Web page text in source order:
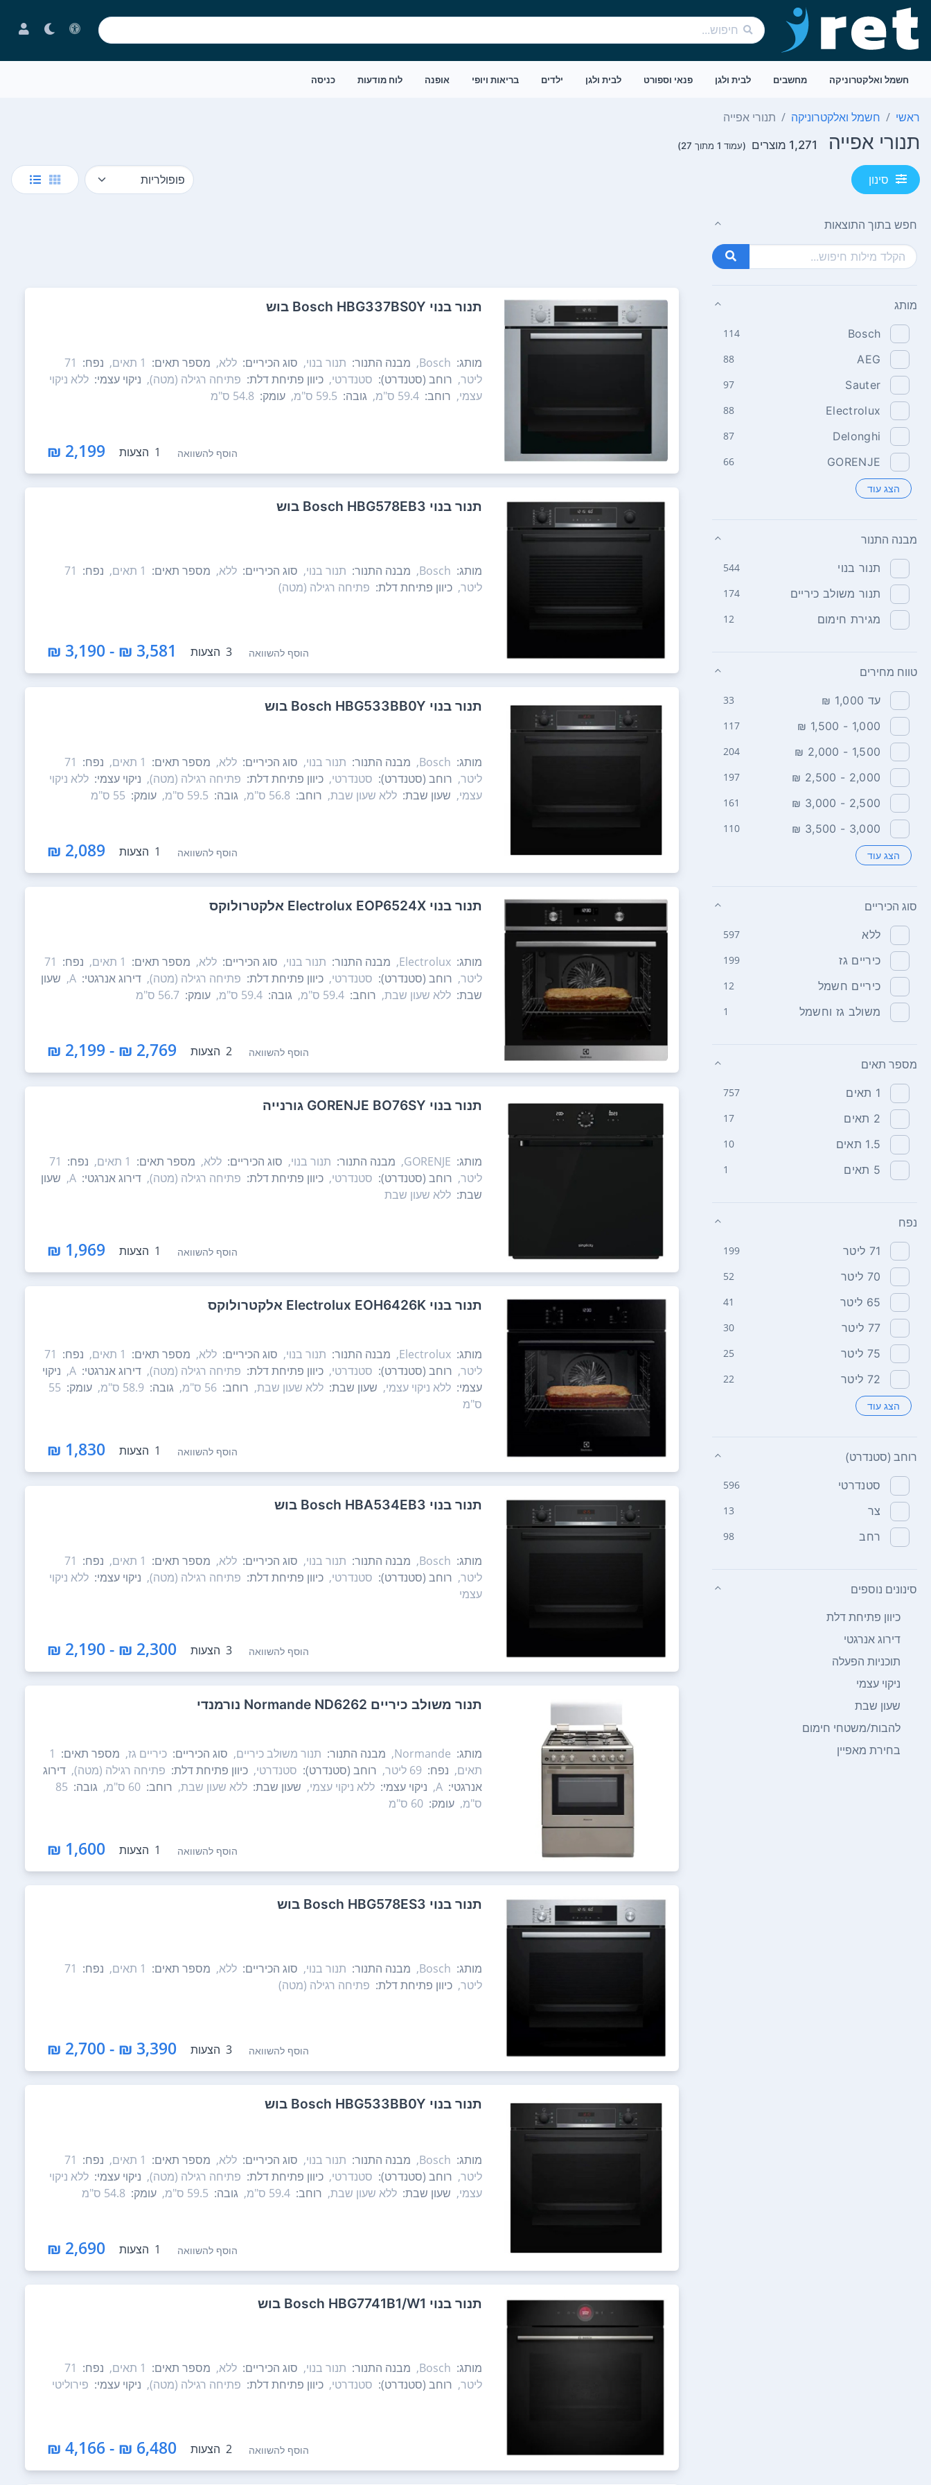
חשמל ואלקטרוניקה מחשבים לבית ולגן פנאי וספורט לבית ולגן ילדים בריאות ויופי אופנה לוח מודעות כניסה
ראשי חשמל ואלקטרוניקה תנורי אפייה
תנורי אפייה 1,271 מוצרים (עמוד 1 מתוך 27)
סינון
חפש בתוך התוצאות
מותג
Bosch
114
AEG
88
Sauter
97
Electrolux
88
Delonghi
87
GORENJE
66
הצג עוד
מבנה התנור
תנור בנוי 544
תנור משולב כיריים 174
מגירת חימום 12
טווח מחירים
עד 1,000 ₪ 33
1,000 - 1,500 ₪
117
1,500 - 2,000 ₪
204
2,000 - 2,500 ₪
197
2,500 - 3,000 ₪
161
3,000 - 3,500 ₪
110
הצג עוד
סוג הכיריים
ללא 597
כיריים גז 199
כיריים חשמל 12
משולב גז וחשמל 1
מספר תאים
1‏ תאים 757
2‏ תאים 17
1.5‏ תאים 10
5‏ תאים 1
נפח
71 ליטר 199
70 ליטר 52
65 ליטר 41
77 ליטר 30
75 ליטר 25
72 ליטר 22
הצג עוד
רוחב (סטנדרט)
סטנדרטי 596
צר 13
רחב 98
סינונים נוספים
כיוון פתיחת דלת
דירוג אנרגטי
תוכניות הפעלה
ניקוי עצמי
שעון שבת
להבות/משטחי חימום
בחירת מאפיין
‏תנור בנוי Bosch HBG337BS0Y בוש
מותג: Bosch, מבנה התנור: תנור בנוי, סוג הכיריים: ללא, מספר תאים: 1‏ תאים, נפח: 71
ליטר, רוחב (סטנדרט): סטנדרטי, כיוון פתיחת דלת: פתיחה רגילה (מטה), ניקוי עצמי: ללא ניקוי
עצמי, רוחב: 59.4 ס"מ, גובה: 59.5 ס"מ, עומק: 54.8 ס"מ
הוסף להשוואה 1 הצעות 2,199 ₪
‏תנור בנוי Bosch HBG578EB3 בוש
מותג: Bosch, מבנה התנור: תנור בנוי, סוג הכיריים: ללא, מספר תאים: 1‏ תאים, נפח: 71
ליטר, כיוון פתיחת דלת: פתיחה רגילה (מטה)
הוסף להשוואה 3 הצעות 3,581 ₪ - 3,190 ₪
‏תנור בנוי Bosch HBG533BB0Y בוש
מותג: Bosch, מבנה התנור: תנור בנוי, סוג הכיריים: ללא, מספר תאים: 1‏ תאים, נפח: 71
ליטר, רוחב (סטנדרט): סטנדרטי, כיוון פתיחת דלת: פתיחה רגילה (מטה), ניקוי עצמי: ללא ניקוי
עצמי, שעון שבת: ללא שעון שבת, רוחב: 56.8 ס"מ, גובה: 59.5 ס"מ, עומק: 55 ס"מ
הוסף להשוואה 1 הצעות 2,089 ₪
‏תנור בנוי Electrolux EOP6524X אלקטרולוקס
מותג: Electrolux, מבנה התנור: תנור בנוי, סוג הכיריים: ללא, מספר תאים: 1‏ תאים, נפח: 71
ליטר, רוחב (סטנדרט): סטנדרטי, כיוון פתיחת דלת: פתיחה רגילה (מטה), דירוג אנרגטי: A, שעון
שבת: ללא שעון שבת, רוחב: 59.4 ס"מ, גובה: 59.4 ס"מ, עומק: 56.7 ס"מ
הוסף להשוואה 2 הצעות 2,769 ₪ - 2,199 ₪
‏תנור בנוי GORENJE BO76SY גורנייה
מותג: GORENJE, מבנה התנור: תנור בנוי, סוג הכיריים: ללא, מספר תאים: 1‏ תאים, נפח: 71
ליטר, רוחב (סטנדרט): סטנדרטי, כיוון פתיחת דלת: פתיחה רגילה (מטה), דירוג אנרגטי: A, שעון
שבת: ללא שעון שבת
הוסף להשוואה 1 הצעות 1,969 ₪
‏תנור בנוי Electrolux EOH6426K אלקטרולוקס
מותג: Electrolux, מבנה התנור: תנור בנוי, סוג הכיריים: ללא, מספר תאים: 1‏ תאים, נפח: 71
ליטר, רוחב (סטנדרט): סטנדרטי, כיוון פתיחת דלת: פתיחה רגילה (מטה), דירוג אנרגטי: A, ניקוי
עצמי: ללא ניקוי עצמי, שעון שבת: ללא שעון שבת, רוחב: 56 ס"מ, גובה: 58.9 ס"מ, עומק: 55
ס"מ
הוסף להשוואה 1 הצעות 1,830 ₪
‏תנור בנוי Bosch HBA534EB3 בוש
מותג: Bosch, מבנה התנור: תנור בנוי, סוג הכיריים: ללא, מספר תאים: 1‏ תאים, נפח: 71
ליטר, רוחב (סטנדרט): סטנדרטי, כיוון פתיחת דלת: פתיחה רגילה (מטה), ניקוי עצמי: ללא ניקוי
עצמי
הוסף להשוואה 3 הצעות 2,300 ₪ - 2,190 ₪
‏תנור משולב כיריים Normande ND6262 נורמנדי
מותג: Normande, מבנה התנור: תנור משולב כיריים, סוג הכיריים: כיריים גז, מספר תאים:
תאים, נפח: 69 ליטר, רוחב (סטנדרט): סטנדרטי, כיוון פתיחת דלת: פתיחה רגילה (מטה), דירוג
אנרגטי: A, ניקוי עצמי: ללא ניקוי עצמי, שעון שבת: ללא שעון שבת, רוחב: 60 ס"מ, גובה: 85
ס"מ, עומק: 60 ס"מ
הוסף להשוואה 1 הצעות 1,600 ₪
‏תנור בנוי Bosch HBG578ES3 בוש
מותג: Bosch, מבנה התנור: תנור בנוי, סוג הכיריים: ללא, מספר תאים: 1‏ תאים, נפח: 71
ליטר, כיוון פתיחת דלת: פתיחה רגילה (מטה)
הוסף להשוואה 3 הצעות 3,390 ₪ - 2,700 ₪
‏תנור בנוי Bosch HBG533BB0Y בוש
מותג: Bosch, מבנה התנור: תנור בנוי, סוג הכיריים: ללא, מספר תאים: 1‏ תאים, נפח: 71
ליטר, רוחב (סטנדרט): סטנדרטי, כיוון פתיחת דלת: פתיחה רגילה (מטה), ניקוי עצמי: ללא ניקוי
עצמי, שעון שבת: ללא שעון שבת, רוחב: 59.4 ס"מ, גובה: 59.5 ס"מ, עומק: 54.8 ס"מ
הוסף להשוואה 1 הצעות 2,690 ₪
‏תנור בנוי Bosch HBG7741B1/W1 בוש
מותג: Bosch, מבנה התנור: תנור בנוי, סוג הכיריים: ללא, מספר תאים: 1‏ תאים, נפח: 71
ליטר, רוחב (סטנדרט): סטנדרטי, כיוון פתיחת דלת: פתיחה רגילה (מטה), ניקוי עצמי: פירוליטי
הוסף להשוואה 2 הצעות 6,480 ₪ - 4,166 ₪